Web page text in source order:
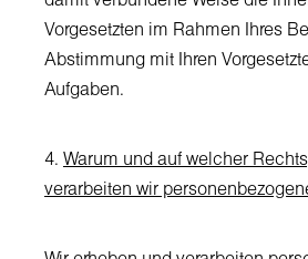
Vorgesetzten im Rahmen Ihres
Abstimmung mit Ihren
Aufgaben.
4. Warum und auf welcher
verarbeiten wir